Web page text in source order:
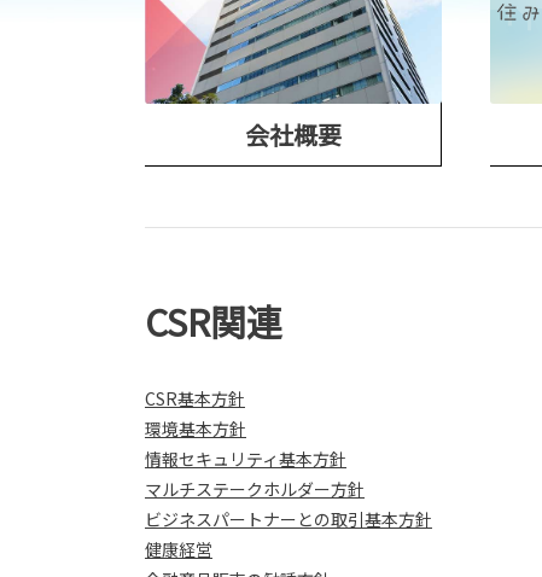
会社概要
CSR関連
CSR基本方針
環境基本方針
情報セキュリティ基本方針
マルチステークホルダー方針
ビジネスパートナーとの取引基本方針
健康経営